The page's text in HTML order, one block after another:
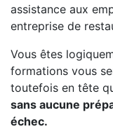
assistance aux
entreprise de
Vous êtes
formations vous
toutefois en tête
sans aucune
échec.